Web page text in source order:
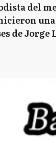
del
de Jorge